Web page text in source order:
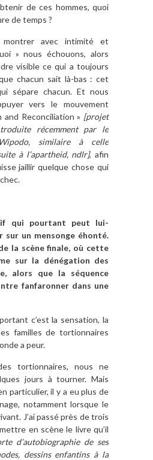
de ces hommes, quoi
de temps ?
avec intimité et
» nous échouons, alors
visible ce qui a toujours
chacun sait là-bas : cet
sépare chacun. Et nous
vers le mouvement
Reconciliation » [projet
récemment par le
similaire à celle
à l’apartheid, ndlr], afin
jaillir quelque chose qui
qui pourtant peut lui-
sur un mensonge éhonté.
la scène finale, où cette
sur la dénégation des
alors que la séquence
fanfaronner dans une
c’est la sensation, la
familles de tortionnaires
a peur.
tortionnaires, nous ne
jours à tourner. Mais
particulier, il y a eu plus de
notamment lorsque le
J’ai passé près de trois
en scène le livre qu’il
d’autobiographie de ses
dessins enfantins à la